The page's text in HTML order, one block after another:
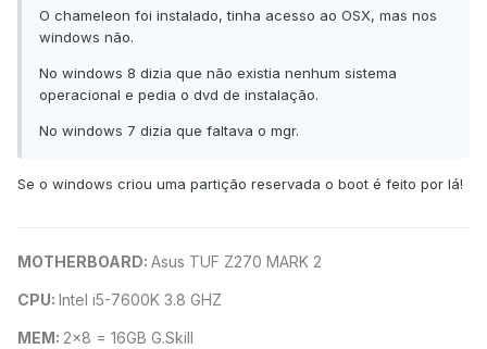
O chameleon foi instalado, tinha acesso ao OSX, mas nos
windows não.
No windows 8 dizia que não existia nenhum sistema
operacional e pedia o dvd de instalação.
No windows 7 dizia que faltava o mgr.
Se o windows criou uma partição reservada o boot é feito por lá!
MOTHERBOARD: Asus TUF Z270 MARK 2
CPU: Intel i5-7600K 3.8 GHZ
MEM: 2x8 = 16GB G.Skill